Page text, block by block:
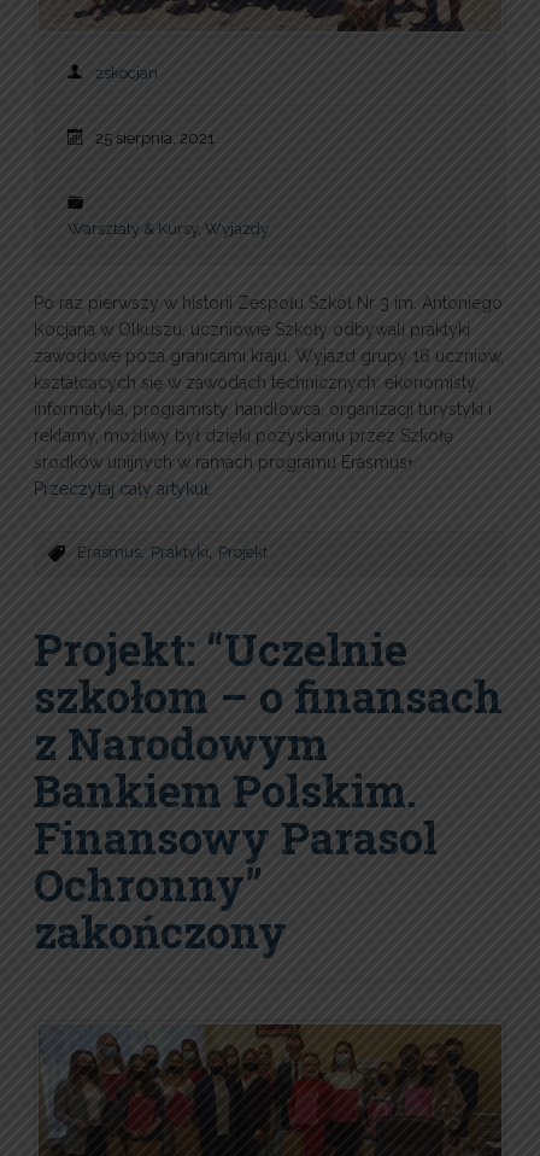
zskocjan
25 sierpnia, 2021
Warsztaty & Kursy, Wyjazdy
Po raz pierwszy w historii Zespołu Szkół Nr 3 im. Antoniego
Kocjana w Olkuszu, uczniowie Szkoły odbywali praktyki
zawodowe poza granicami kraju. Wyjazd grupy 16 uczniów,
kształcących się w zawodach technicznych: ekonomisty,
informatyka, programisty, handlowca, organizacji turystyki i
reklamy, możliwy był dzięki pozyskaniu przez Szkołę
środków unijnych w ramach programu Erasmus+.
Przeczytaj cały artykuł.
Erasmus, Praktyki Projekt
Projekt: “Uczelnie
szkołom – o finansach
z Narodowym
Bankiem Polskim.
Finansowy Parasol
Ochronny”
zakończony